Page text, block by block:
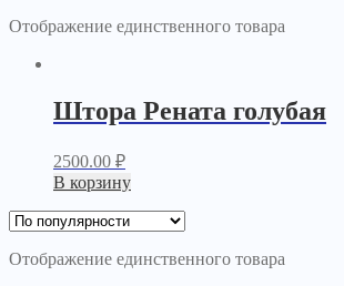
Отображение единственного товара
Штора Рената голубая
2500.00 ₽
В корзину
Отображение единственного товара